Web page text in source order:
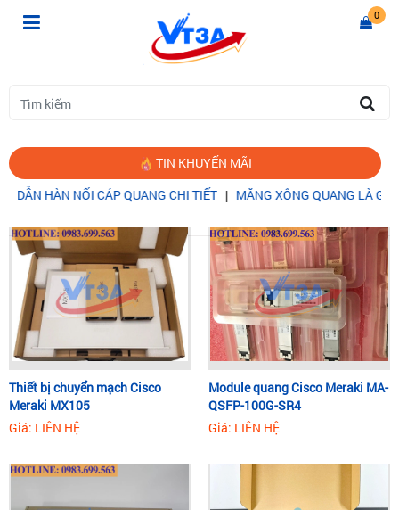
0
TIN KHUYẾN MÃI
HÀN NỐI CÁP QUANG CHI TIẾT|MĂNG XÔNG QUANG LÀ GÌ?
Trang chủ WIFI ACCESS POINT
Thiết bị chuyển mạch Cisco
Meraki MX105
Giá: LIÊN HỆ
Module quang Cisco Meraki MA-
QSFP-100G-SR4
Giá: LIÊN HỆ